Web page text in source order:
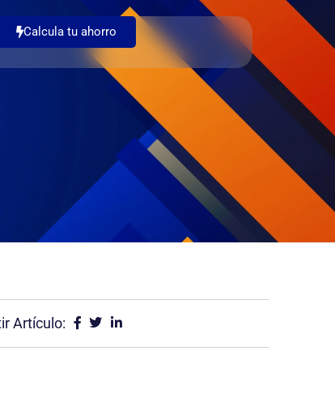
Calcula tu ahorro
Artículo: